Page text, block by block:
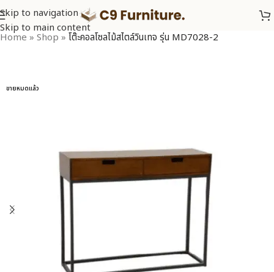
Skip to navigation
Skip to main content
Home » Shop » โต๊ะคอลโซลไม้สไตล์วินเทจ รุ่น MD7028-2
ขายหมดแล้ว